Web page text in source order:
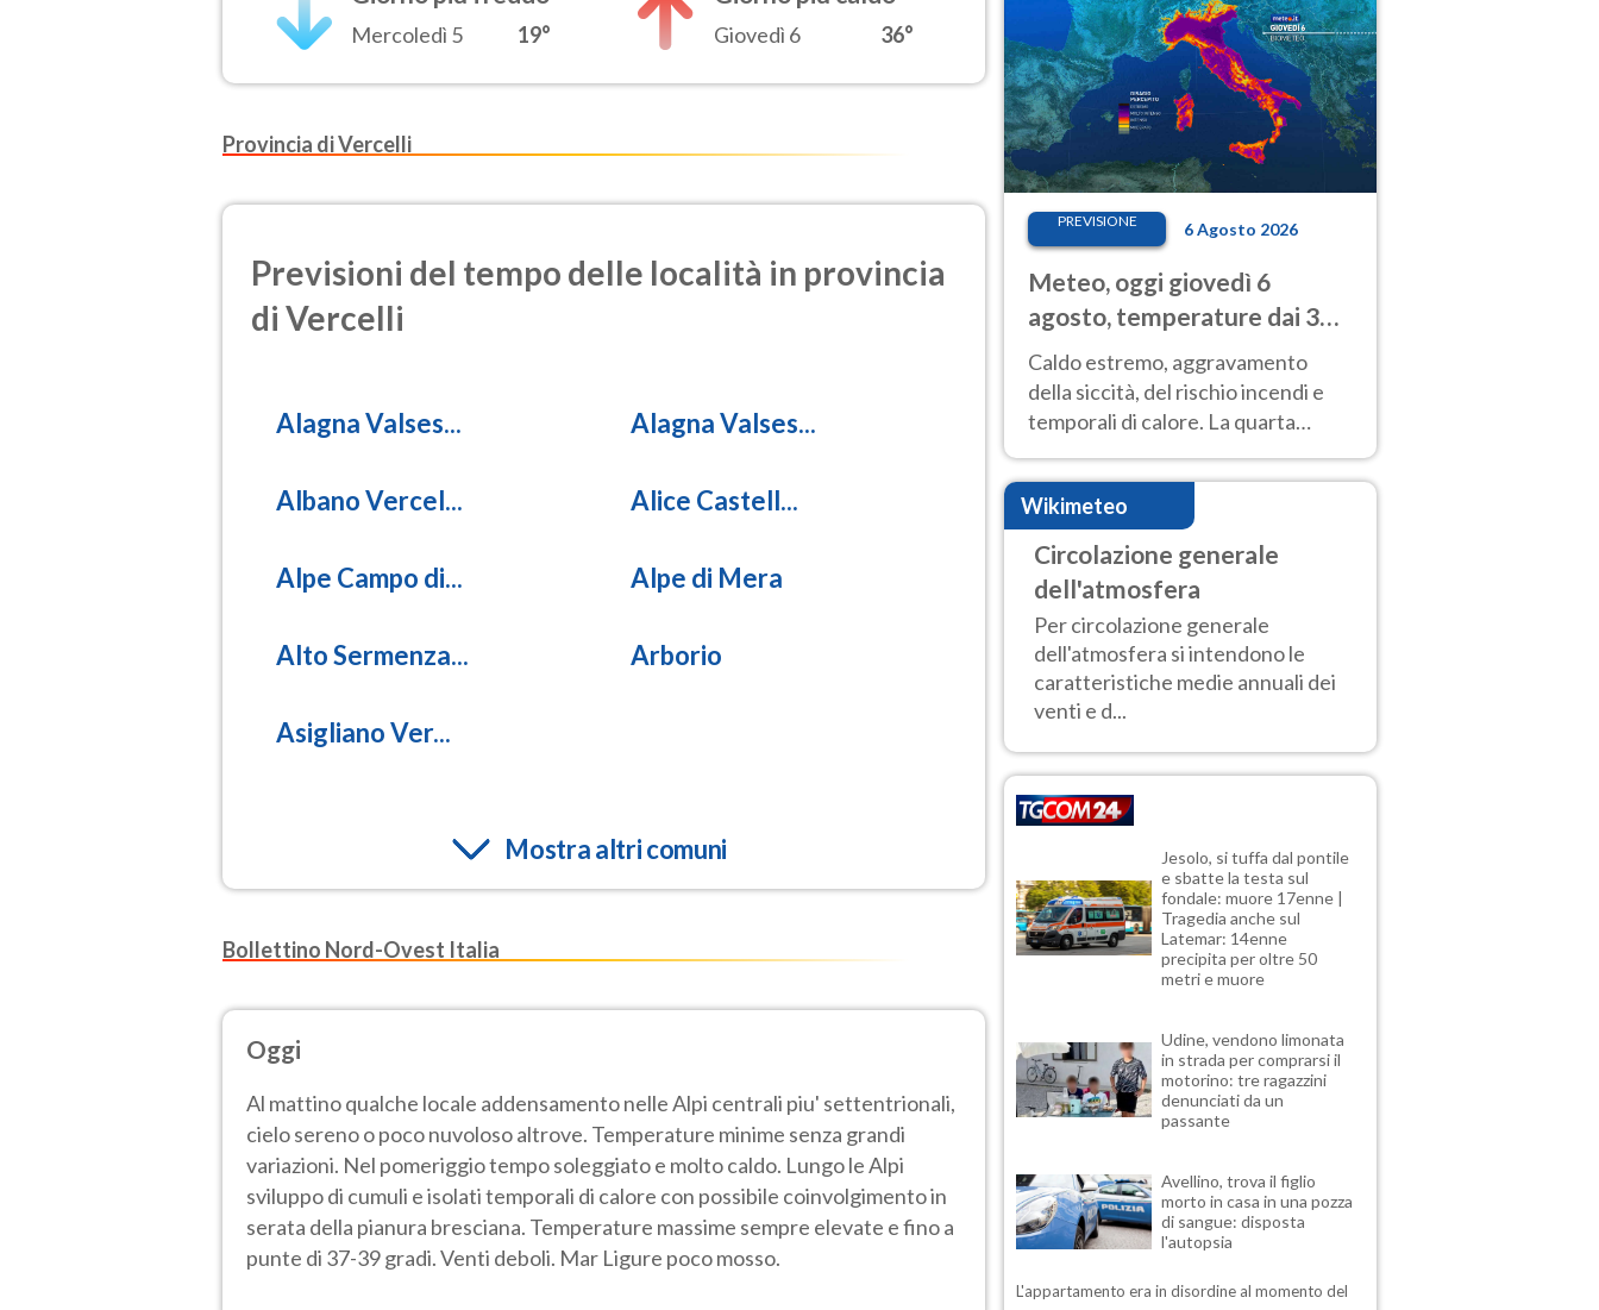
Mercoledì 5 19° Giovedì 6 36°
Provincia di Vercelli
Previsioni del tempo delle località in provincia
di Vercelli
Alagna Valses... Alagna Valses...
Albano Vercel... Alice Castell...
Alpe Campo di... Alpe di Mera
Alto Sermenza... Arborio
Asigliano Ver...
Mostra altri comuni
Bollettino Nord-Ovest Italia
Oggi
Al mattino qualche locale addensamento nelle Alpi centrali piu' settentrionali,
cielo sereno o poco nuvoloso altrove. Temperature minime senza grandi
variazioni. Nel pomeriggio tempo soleggiato e molto caldo. Lungo le Alpi
sviluppo di cumuli e isolati temporali di calore con possibile coinvolgimento in
serata della pianura bresciana. Temperature massime sempre elevate e fino a
punte di 37-39 gradi. Venti deboli. Mar Ligure poco mosso.
PREVISIONE 6 Agosto 2026
Meteo, oggi giovedì 6
agosto, temperature dai 33
ai 40 gradi
Caldo estremo, aggravamento
della siccità, del rischio incendi e
temporali di calore. La quarta
intensa ondata di calore non dà
tregua e durerà fino Ferragosto
Wikimeteo
Circolazione generale
dell'atmosfera
Per circolazione generale
dell'atmosfera si intendono le
caratteristiche medie annuali dei
venti e d...
Jesolo, si tuffa dal pontile
e sbatte la testa sul
fondale: muore 17enne |
Tragedia anche sul
Latemar: 14enne
precipita per oltre 50
metri e muore
Udine, vendono limonata
in strada per comprarsi il
motorino: tre ragazzini
denunciati da un
passante
Avellino, trova il figlio
morto in casa in una pozza
di sangue: disposta
l'autopsia
L'appartamento era in disordine al momento del